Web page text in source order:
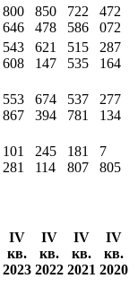
800
646
850
478
722
586
472
072
543
608
621
147
515
535
287
164
553
867
674
394
537
781
277
134
101
281
245
114
181
807
7
805
IV
кв.
2023
IV
кв.
2022
IV
кв.
2021
IV
кв.
2020